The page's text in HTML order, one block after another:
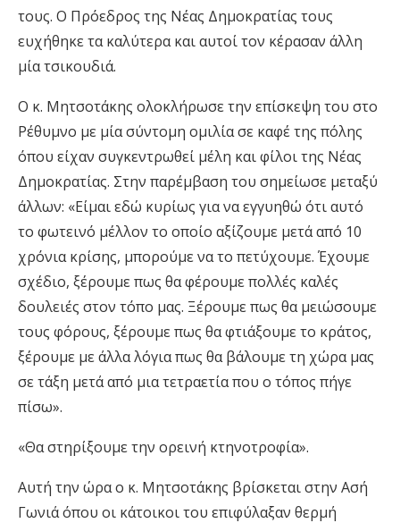
τους. Ο Πρόεδρος της Νέας Δημοκρατίας τους
ευχήθηκε τα καλύτερα και αυτοί τον κέρασαν άλλη
μία τσικουδιά.
O κ. Μητσοτάκης ολοκλήρωσε την επίσκεψη του στο
Ρέθυμνο με μία σύντομη ομιλία σε καφέ της πόλης
όπου είχαν συγκεντρωθεί μέλη και φίλοι της Νέας
Δημοκρατίας. Στην παρέμβαση του σημείωσε μεταξύ
άλλων: «Είμαι εδώ κυρίως για να εγγυηθώ ότι αυτό
το φωτεινό μέλλον το οποίο αξίζουμε μετά από 10
χρόνια κρίσης, μπορούμε να το πετύχουμε. Έχουμε
σχέδιο, ξέρουμε πως θα φέρουμε πολλές καλές
δουλειές στον τόπο μας. Ξέρουμε πως θα μειώσουμε
τους φόρους, ξέρουμε πως θα φτιάξουμε το κράτος,
ξέρουμε με άλλα λόγια πως θα βάλουμε τη χώρα μας
σε τάξη μετά από μια τετραετία που ο τόπος πήγε
πίσω».
«Θα στηρίξουμε την ορεινή κτηνοτροφία».
Αυτή την ώρα ο κ. Μητσοτάκης βρίσκεται στην Ασή
Γωνιά όπου οι κάτοικοι του επιφύλαξαν θερμή